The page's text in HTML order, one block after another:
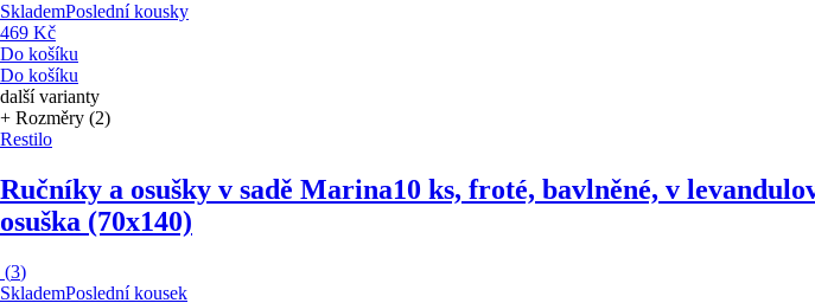
SklademPoslední kousky
469 Kč
Do košíku
Do košíku
další varianty
+ Rozměry (2)
Restilo
Ručníky a osušky v sadě Marina10 ks, froté, bavlněné, v
osuška (70x140)
(3)
SklademPoslední kousek